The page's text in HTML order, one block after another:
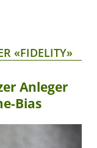
«FIDELITY»
Anleger
Bias